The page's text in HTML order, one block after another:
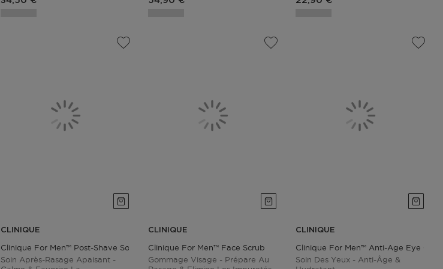
CLINIQUE
Clinique For Men™ Post-Shave Soother
Soin Après-Rasage Apaisant -
CLINIQUE
Clinique For Men™ Face Scrub
Gommage Visage - Prépare Au
CLINIQUE
Clinique For Men™ Anti-Age Eye
Soin Des Yeux - Anti-Âge &